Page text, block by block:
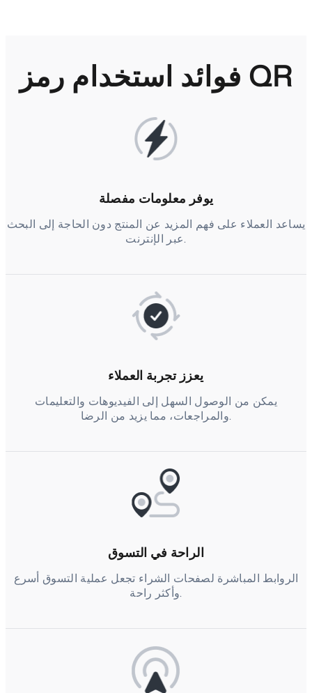
فوائد استخدام رمز QR
يوفر معلومات مفصلة
يساعد العملاء على فهم المزيد عن المنتج دون الحاجة إلى البحث
عبر الإنترنت.
يعزز تجربة العملاء
يمكن من الوصول السهل إلى الفيديوهات والتعليمات
والمراجعات، مما يزيد من الرضا.
الراحة في التسوق
الروابط المباشرة لصفحات الشراء تجعل عملية التسوق أسرع
وأكثر راحة.